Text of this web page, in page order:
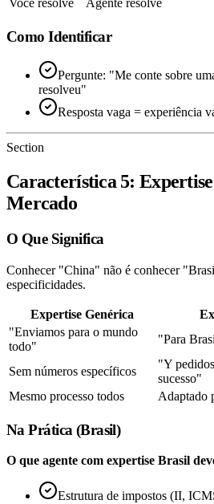
Como Identificar
Pergunte: "Me conte sobre
resolveu"
Resposta vaga = experiência
Section
Característica 5:
Mercado
O Que Significa
Conhecer "China" não é conhecer
especificidades.
Expertise Genérica
"Enviamos para o mundo
todo"
"Para
Sem números específicos
"Y
sucesso"
Mesmo processo todos
Adaptado
Na Prática (Brasil)
O que agente com expertise Brasil
Estrutura de impostos (II,